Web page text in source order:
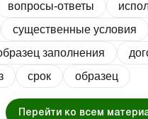
вопросы-ответы
существенные условия
заполнения
срок образец
Перейти ко всем